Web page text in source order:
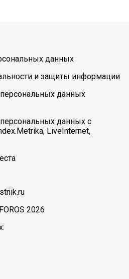
данных
и защиты информации
данных
данных с
LiveInternet,
2026